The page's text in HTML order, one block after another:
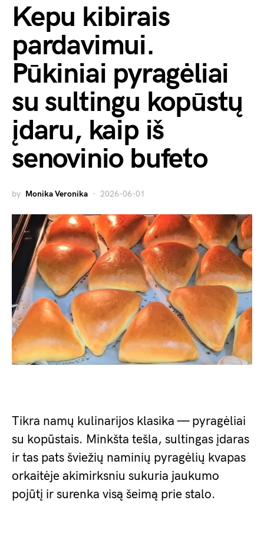
Kepu kibirais
pardavimui.
Pūkiniai pyragėliai
su sultingu kopūstų
įdaru, kaip iš
senovinio bufeto
by Monika Veronika 2026-06-01
Tikra namų kulinarijos klasika — pyragėliai
su kopūstais. Minkšta tešla, sultingas įdaras
ir tas pats šviežių naminių pyragėlių kvapas
orkaitėje akimirksniu sukuria jaukumo
pojūtį ir surenka visą šeimą prie stalo.